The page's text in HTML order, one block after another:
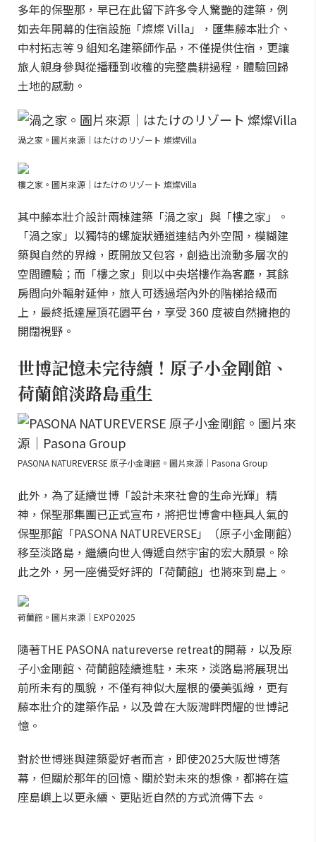
多年的保聖那，早已在此留下許多令人驚艷的建築，例
如去年開幕的住宿設施「燦燦 Villa」，匯集藤本壯介、
中村拓志等 9 組知名建築師作品，不僅提供住宿，更讓
旅人親身參與從播種到收穫的完整農耕過程，體驗回歸
土地的感動。
渦之家。圖片來源｜はたけのリゾート 燦燦Villa
樓之家。圖片來源｜はたけのリゾート 燦燦Villa
其中藤本壯介設計兩棟建築「渦之家」與「樓之家」。
「渦之家」以獨特的螺旋狀通道連結內外空間，模糊建
築與自然的界線，既開放又包容，創造出流動多層次的
空間體驗；而「樓之家」則以中央塔樓作為客廳，其餘
房間向外輻射延伸，旅人可透過塔內外的階梯拾級而
上，最終抵達屋頂花園平台，享受 360 度被自然擁抱的
開闊視野。
世博記憶未完待續！原子小金剛館、
荷蘭館淡路島重生
PASONA NATUREVERSE 原子小金剛館。圖片來源｜Pasona Group
此外，為了延續世博「設計未來社會的生命光輝」精
神，保聖那集團已正式宣布，將把世博會中極具人氣的
保聖那館「PASONA NATUREVERSE」（原子小金剛館）
移至淡路島，繼續向世人傳遞自然宇宙的宏大願景。除
此之外，另一座備受好評的「荷蘭館」也將來到島上。
荷蘭館。圖片來源｜EXPO2025
隨著THE PASONA natureverse retreat的開幕，以及原
子小金剛館、荷蘭館陸續進駐，未來，淡路島將展現出
前所未有的風貌，不僅有神似大屋根的優美弧線，更有
藤本壯介的建築作品，以及曾在大阪灣畔閃耀的世博記
憶。
對於世博迷與建築愛好者而言，即使2025大阪世博落
幕，但關於那年的回憶、關於對未來的想像，都將在這
座島嶼上以更永續、更貼近自然的方式流傳下去。